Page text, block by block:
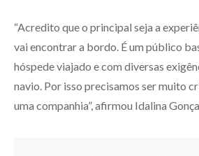
“Acredito que o principal seja a
vai encontrar a bordo. É um público
hóspede viajado e com diversas
navio. Por isso precisamos ser muito
uma companhia”, afirmou Idalina